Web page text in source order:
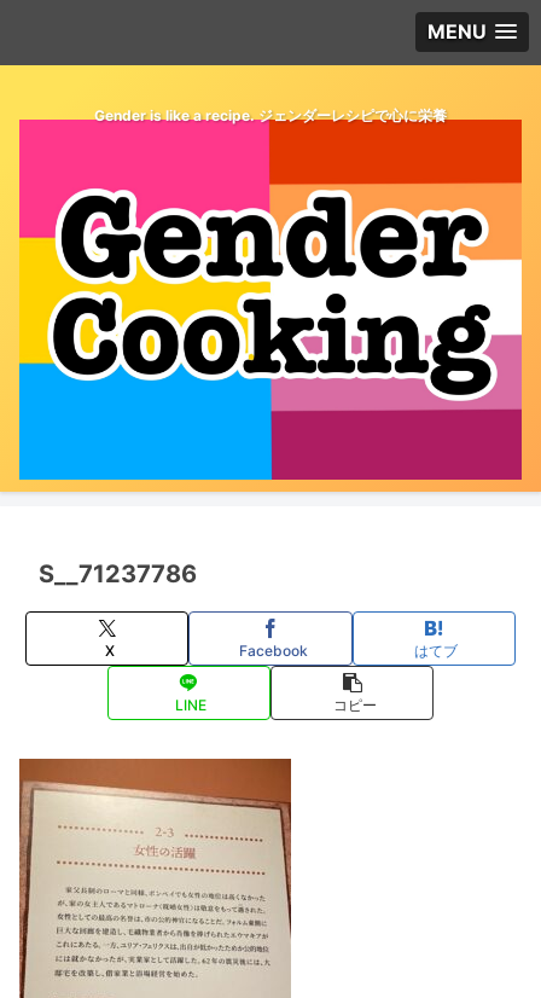
MENU
Gender is like a recipe. ジェンダーレシピで心に栄養
S__71237786
X Facebook はてブ
LINE コピー